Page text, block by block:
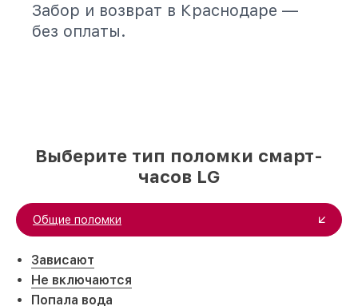
Забор и возврат в Краснодаре —
без оплаты.
Выберите тип поломки смарт-
часов LG
Общие поломки
Зависают
Не включаются
Попала вода